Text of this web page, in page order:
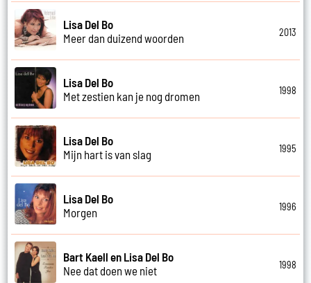
Lisa Del Bo
Meer dan duizend woorden
2013
Lisa Del Bo
Met zestien kan je nog dromen
1998
Lisa Del Bo
Mijn hart is van slag
1995
Lisa Del Bo
Morgen
1996
Bart Kaell en Lisa Del Bo
Nee dat doen we niet
1998